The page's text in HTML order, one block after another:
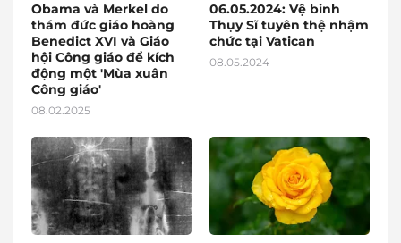
Obama và Merkel do
thám đức giáo hoàng
Benedict XVI và Giáo
hội Công giáo để kích
động một 'Mùa xuân
Công giáo'
08.02.2025
06.05.2024: Vệ binh
Thụy Sĩ tuyên thệ nhậm
chức tại Vatican
08.05.2024